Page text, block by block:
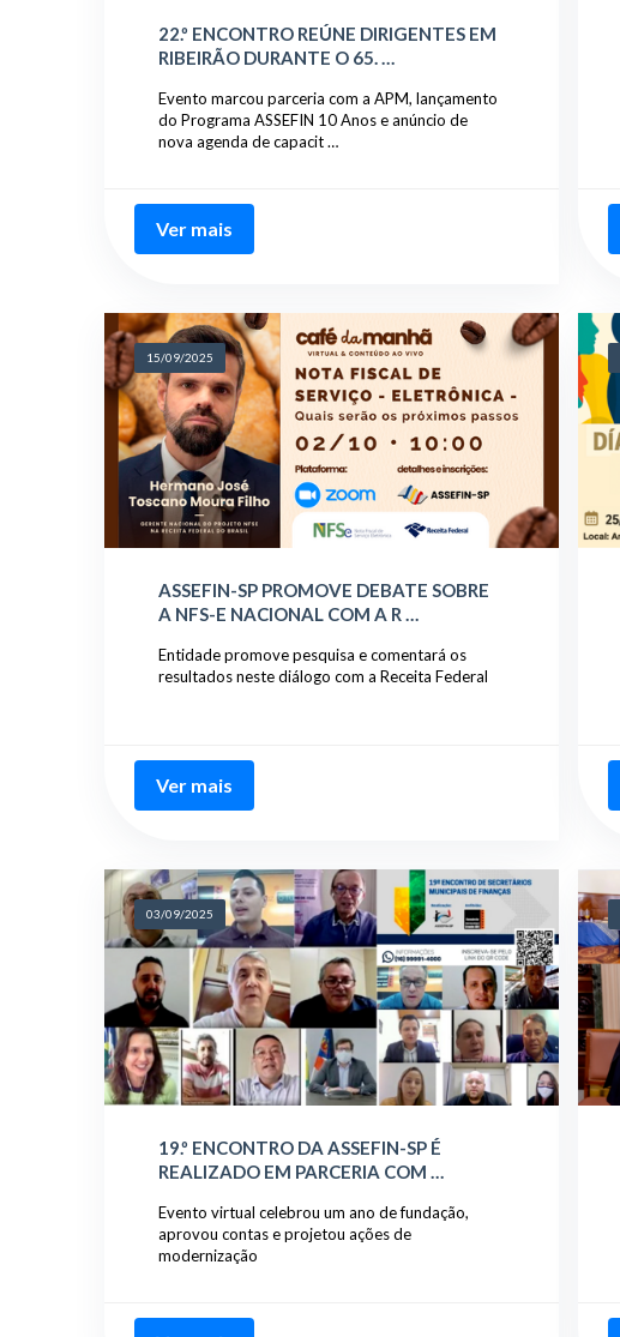
22.º ENCONTRO REÚNE DIRIGENTES EM
RIBEIRÃO DURANTE O 65. …
Evento marcou parceria com a APM, lançamento
do Programa ASSEFIN 10 Anos e anúncio de
nova agenda de capacit …
Ver mais
15/09/2025
ASSEFIN-SP PROMOVE DEBATE SOBRE
A NFS-E NACIONAL COM A R …
Entidade promove pesquisa e comentará os
resultados neste diálogo com a Receita Federal
Ver mais
03/09/2025
19.º ENCONTRO DA ASSEFIN-SP É
REALIZADO EM PARCERIA COM …
Evento virtual celebrou um ano de fundação,
aprovou contas e projetou ações de
modernização